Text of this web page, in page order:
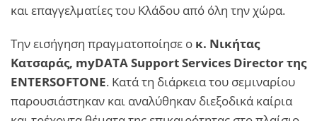
και επαγγελματίες του Κλάδου από όλη την χώρα.
Την εισήγηση πραγματοποίησε ο κ. Νικήτας
Κατσαράς, myDATASupportServices Directorτης
ENTERSOFTONE. Κατά τη διάρκεια του σεμιναρίου
παρουσιάστηκαν και αναλύθηκαν διεξοδικά καίρια